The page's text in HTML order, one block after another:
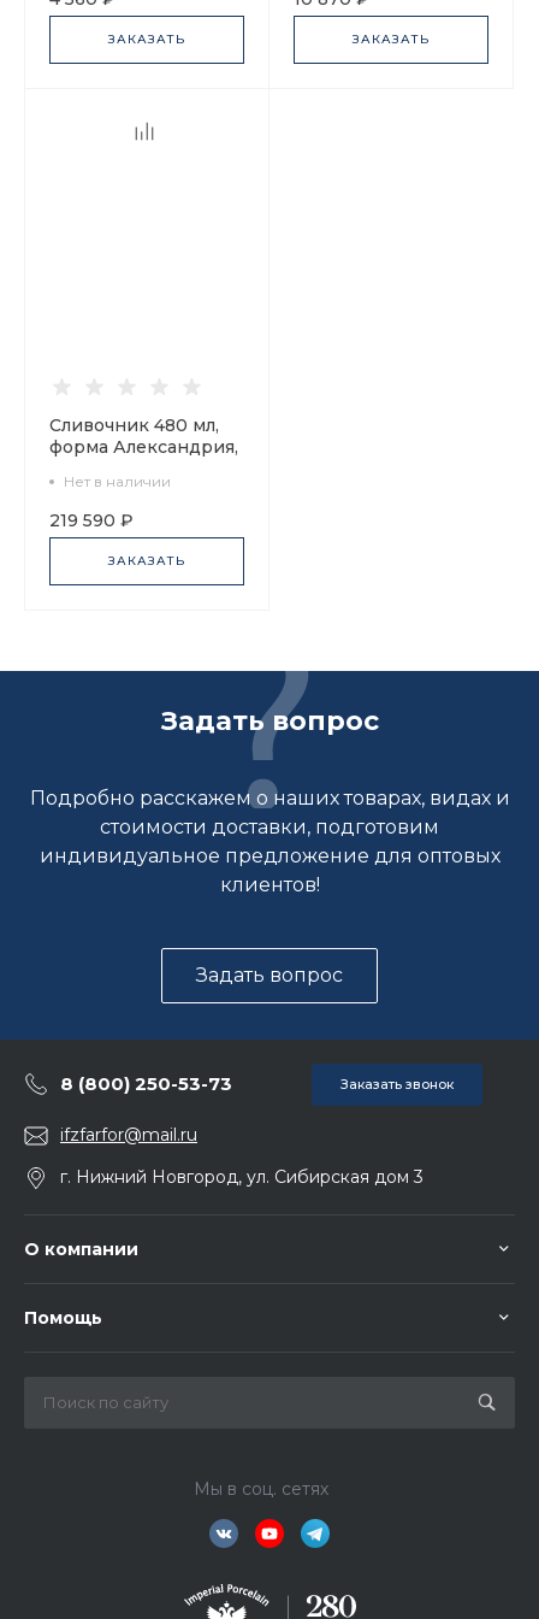
ЗАКАЗАТЬ ЗАКАЗАТЬ
Сливочник 480 мл,
форма Александрия,
сервиз арт.
80.48454.00.1
Нет в наличии
219 590 ₽
ЗАКАЗАТЬ
Задать вопрос
Подробно расскажем о наших товарах, видах и
стоимости доставки, подготовим
индивидуальное предложение для оптовых
клиентов!
Задать вопрос
8 (800) 250-53-73 Заказать звонок
ifzfarfor@mail.ru
г. Нижний Новгород, ул. Сибирская дом 3
О компании
Помощь
Мы в соц. сетях